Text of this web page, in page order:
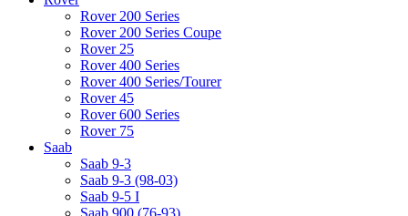
Rover 200 Series
Rover 200 Series Coupe
Rover 25
Rover 400 Series
Rover 400 Series/Tourer
Rover 45
Rover 600 Series
Rover 75
Saab
Saab 9-3
Saab 9-3 (98-03)
Saab 9-5 I
Saab 900 (76-93)